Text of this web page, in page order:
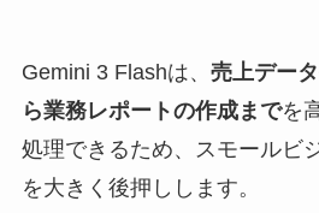
Gemini 3 Flashは、 売上デー
ら業務レポートの作成までを
処理できるため、スモールビ
を大きく後押しします。